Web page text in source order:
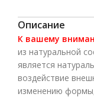
Описание
К вашему
из натуральной
является
воздействие
изменению